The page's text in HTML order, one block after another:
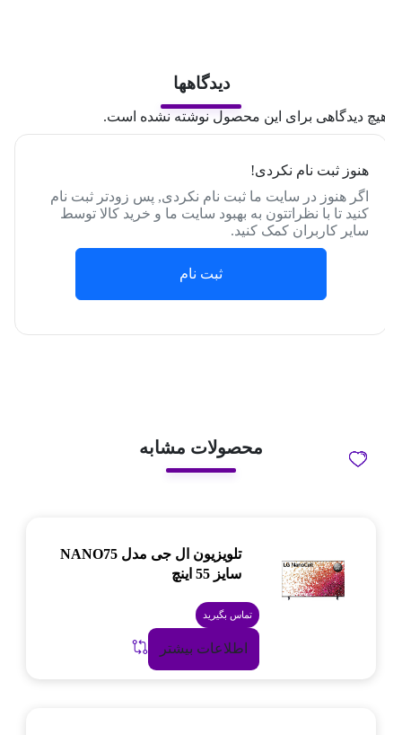
دیدگاهها
دیدگاهی برای این محصول نوشته نشده است.
هنوز ثبت نام نکردی!
اگر هنوز در سایت ما ثبت نام نکردی, پس زودتر ثبت نام
کنید تا با نظراتتون به بهبود سایت ما و خرید کالا توسط
سایر کاربران کمک کنید.
ثبت نام
محصولات مشابه
تلویزیون ال جی مدل NANO75
سایز 55 اینچ
تماس بگیرید
اطلاعات بیشتر